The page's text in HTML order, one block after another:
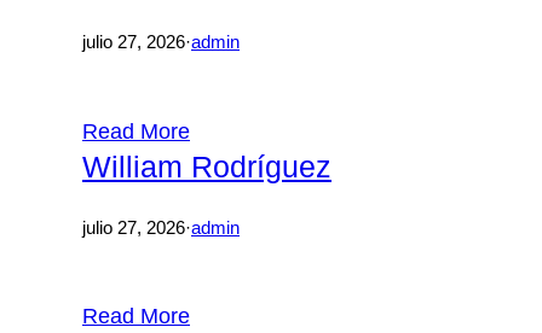
julio 27, 2026·admin
Read More
William Rodríguez
julio 27, 2026·admin
Read More